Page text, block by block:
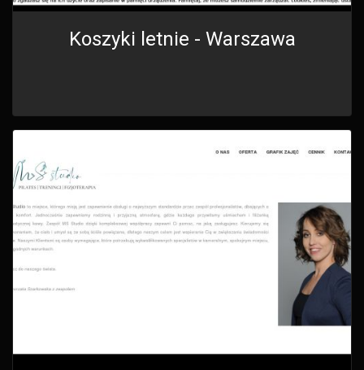
Koszyki letnie - Warszawa